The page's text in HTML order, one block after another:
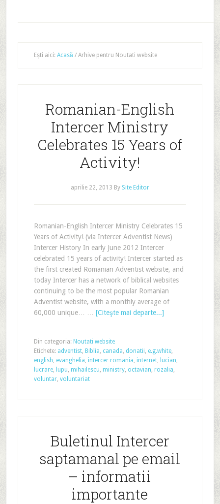
Ești aici: Acasă /Arhive pentru Noutati website
Romanian-English
Intercer Ministry
Celebrates 15 Years of
Activity!
aprilie 22, 2013 By Site Editor
Romanian-English Intercer Ministry Celebrates 15
Years of Activity! (via Intercer Adventist News)
Intercer History In early June 2012 Intercer
celebrated 15 years of activity! Intercer started as
the first created Romanian Adventist website, and
today Intercer has a network of biblical websites
continuing to be the most popular Romanian
Adventist website, with a monthly average of
60,000 unique… … [Citeşte mai departe...]
Din categoria: Noutati website
Etichete: adventist, Biblia, canada, donatii, e.g.white,
english, evanghelia, intercer romania, internet, lucian,
lucrare, lupu, mihailescu, ministry, octavian, rozalia,
voluntar, voluntariat
Buletinul Intercer
saptamanal pe email
– informatii
importante